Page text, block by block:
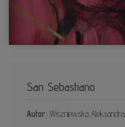
San Sebastiano
Autor: Wiszniewska Aleksandra